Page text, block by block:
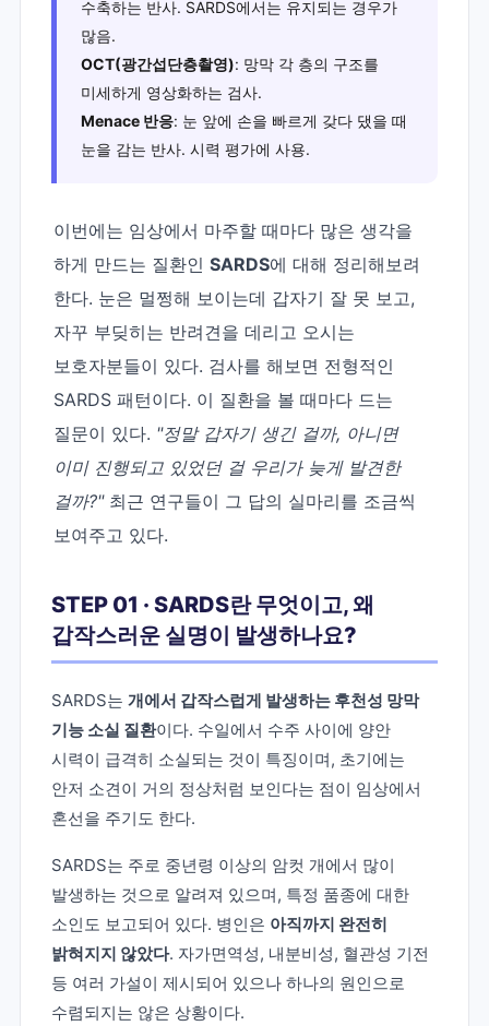
수축하는 반사. SARDS에서는 유지되는 경우가
많음.
OCT(광간섭단층촬영): 망막 각 층의 구조를
미세하게 영상화하는 검사.
Menace 반응: 눈 앞에 손을 빠르게 갖다 댔을 때
눈을 감는 반사. 시력 평가에 사용.
이번에는 임상에서 마주할 때마다 많은 생각을
하게 만드는 질환인 SARDS에 대해 정리해보려
한다. 눈은 멀쩡해 보이는데 갑자기 잘 못 보고,
자꾸 부딪히는 반려견을 데리고 오시는
보호자분들이 있다. 검사를 해보면 전형적인
SARDS 패턴이다. 이 질환을 볼 때마다 드는
질문이 있다. "정말 갑자기 생긴 걸까, 아니면
이미 진행되고 있었던 걸 우리가 늦게 발견한
걸까?"최근 연구들이 그 답의 실마리를 조금씩
보여주고 있다.
STEP 01 · SARDS란 무엇이고, 왜
갑작스러운 실명이 발생하나요?
SARDS는 개에서 갑작스럽게 발생하는 후천성 망막
기능 소실 질환이다. 수일에서 수주 사이에 양안
시력이 급격히 소실되는 것이 특징이며, 초기에는
안저 소견이 거의 정상처럼 보인다는 점이 임상에서
혼선을 주기도 한다.
SARDS는 주로 중년령 이상의 암컷 개에서 많이
발생하는 것으로 알려져 있으며, 특정 품종에 대한
소인도 보고되어 있다. 병인은 아직까지 완전히
밝혀지지 않았다. 자가면역성, 내분비성, 혈관성 기전
등 여러 가설이 제시되어 있으나 하나의 원인으로
수렴되지는 않은 상황이다.